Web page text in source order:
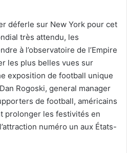
déferle sur New York pour cet
très attendu, les
à l’observatoire de l’Empire
les plus belles vues sur
exposition de football unique
Rogoski, general manager
de football, américains
prolonger les festivités en
numéro un aux États-